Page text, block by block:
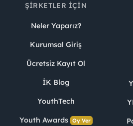
ŞIRKETLER İÇIN
Neler Yaparız?
Kurumsal Giriş
Ücretsiz Kayıt Ol
İK Blog
YouthTech
Youth Awards Oy Ver